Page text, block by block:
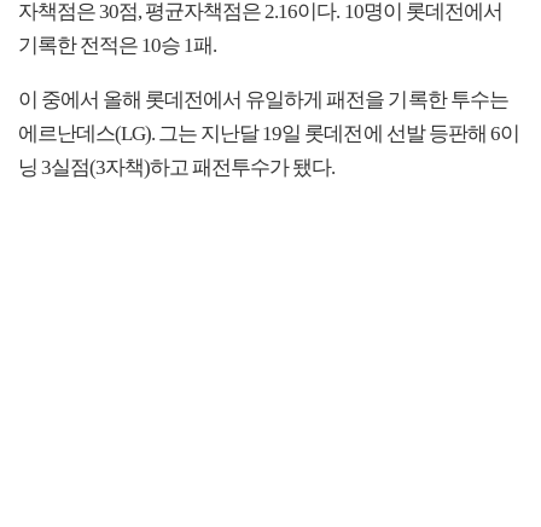
자책점은 30점, 평균자책점은 2.16이다. 10명이 롯데전에서
기록한 전적은 10승 1패.
이 중에서 올해 롯데전에서 유일하게 패전을 기록한 투수는
에르난데스(LG). 그는 지난달 19일 롯데전에 선발 등판해 6이
닝 3실점(3자책)하고 패전투수가 됐다.